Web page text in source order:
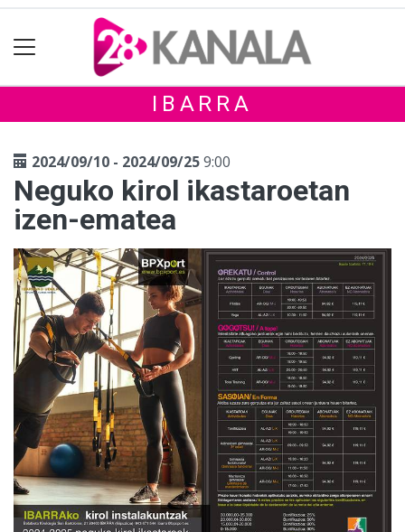
IBARRA
2024/09/10 - 2024/09/259:00
Neguko kirol ikastaroetan
izen-ematea